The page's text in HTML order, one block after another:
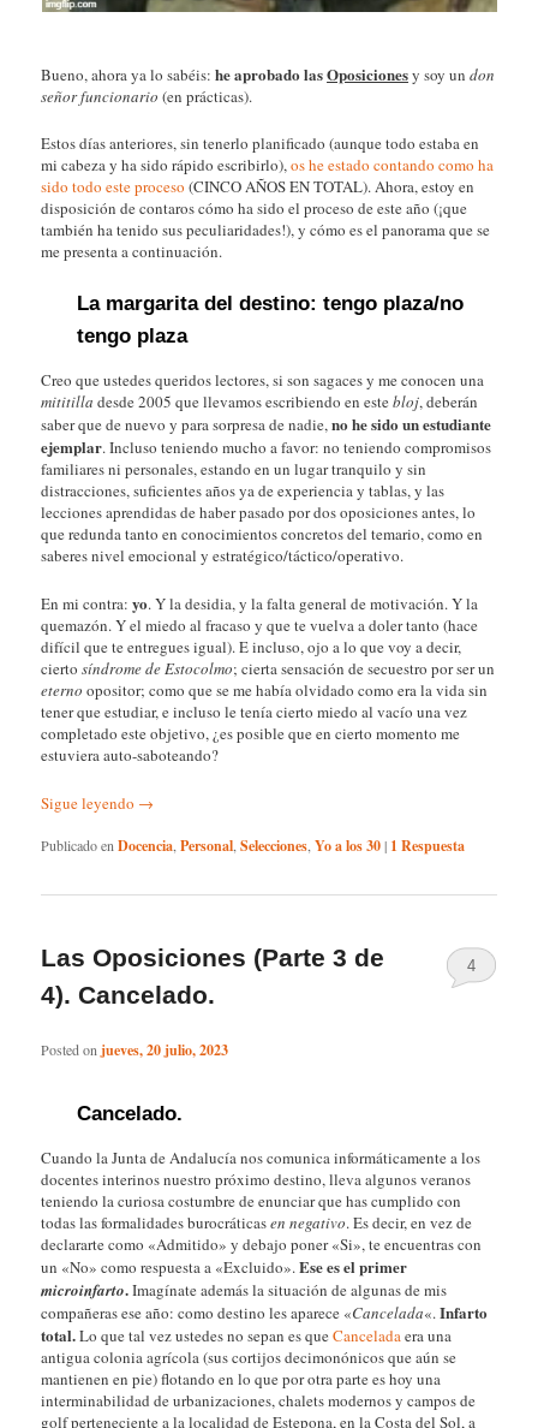
Bueno, ahora ya lo sabéis:he aprobado lasOposicionesy soy undon
señor funcionario(en prácticas).
Estos días anteriores, sin tenerlo planificado (aunque todo estaba en
mi cabeza y ha sido rápido escribirlo),os he estado contando como ha
sidotodo este proceso (CINCO AÑOS EN TOTAL). Ahora, estoy en
disposición de contaros cómo ha sido el proceso de este año (¡que
también ha tenido sus peculiaridades!), y cómo es el panorama que se
me presenta a continuación.
La margarita del destino: tengo plaza/no
tengo plaza
Creo que ustedes queridos lectores, si son sagaces y me conocen una
mititilla desde 2005 que llevamos escribiendo en estebloj, deberán
saber que de nuevo y para sorpresa de nadie,no he sido un estudiante
ejemplar. Incluso teniendo mucho a favor: no teniendo compromisos
familiares ni personales, estando en un lugar tranquilo y sin
distracciones, suficientes años ya de experiencia y tablas, y las
lecciones aprendidas de haber pasado por dos oposiciones antes, lo
que redunda tanto en conocimientos concretos del temario, como en
saberes nivel emocional y estratégico/táctico/operativo.
En mi contra:yo. Y la desidia, y la falta general de motivación. Y la
quemazón. Y el miedo al fracaso y que te vuelva a doler tanto (hace
difícil que te entregues igual). E incluso, ojo a lo que voy a decir,
ciertosíndrome de Estocolmo; cierta sensación de secuestro por ser un
eternoopositor; como que se me había olvidado como era la vida sin
tener que estudiar, e incluso le tenía cierto miedo al vacío una vez
completado este objetivo, ¿es posible que en cierto momento me
estuviera auto-saboteando?
Sigue leyendo →
Publicado en Docencia ,Personal ,Selecciones ,Yo a los 30| 1 Respuesta
Las Oposiciones (Parte 3 de
4). Cancelado.
Posted onjueves, 20 julio, 2023
4
Cancelado.
Cuando la Junta de Andalucía nos comunica informáticamente a los
docentes interinos nuestro próximo destino, lleva algunos veranos
teniendo la curiosa costumbre de enunciar que has cumplido con
todas las formalidades burocráticasen negativo. Es decir, en vez de
declararte como «Admitido» y debajo poner «Si», te encuentras con
un «No» como respuesta a «Excluido».Ese es el primer
microinfarto.Imagínate además la situación de algunas de mis
compañeras ese año: como destino les aparece «Cancelada«.Infarto
total.Lo que tal vez ustedes no sepan es queCanceladaera una
antigua colonia agrícola (sus cortijos decimonónicos que aún se
mantienen en pie) flotando en lo que por otra parte es hoy una
interminabilidad de urbanizaciones, chalets modernos y campos de
golf perteneciente a la localidad de Estepona, en la Costa del Sol, a